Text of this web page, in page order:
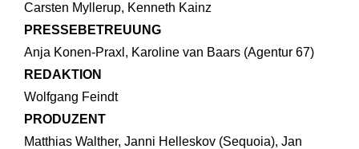
Carsten Myllerup, Kenneth Kainz
PRESSEBETREUUNG
Anja Konen-Praxl, Karoline van Baars (Agentur 67)
REDAKTION
Wolfgang Feindt
PRODUZENT
Matthias Walther, Janni Helleskov (Sequoia), Jan